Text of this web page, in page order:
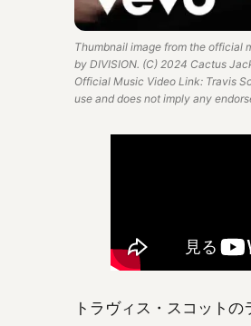
Thumbnail image from the official
by DIVISION. (C) 2024 Cactus
Official Music Video Link: Travis
use and does not imply any
トラヴィス・スコット